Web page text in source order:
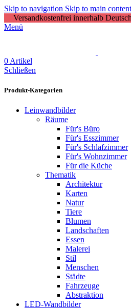
Skip to navigation Skip to main content
Versandkostenfrei innerhalb
Menü
0 Artikel
Schließen
Produkt-Kategorien
Leinwandbilder
Räume
Für's Büro
Für's Esszimmer
Für's Schlafzimmer
Für's Wohnzimmer
Für die Küche
Thematik
Architektur
Karten
Natur
Tiere
Blumen
Landschaften
Essen
Malerei
Stil
Menschen
Städte
Fahrzeuge
Abstraktion
LED-Wandbilder